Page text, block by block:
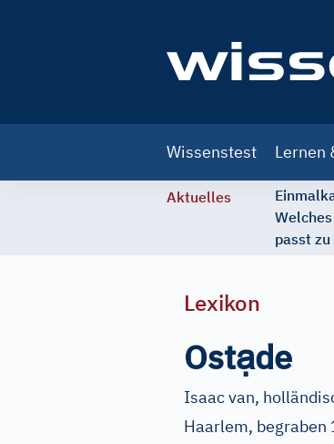
navigation
Wissenstest Lernen
Aktuelles
passt
Lexikon
Ostạde
Isaac van,
Haarlem, begraben